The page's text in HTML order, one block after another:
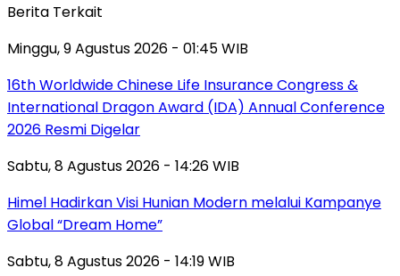
Berita Terkait
Minggu, 9 Agustus 2026 - 01:45 WIB
16th Worldwide Chinese Life Insurance Congress &
International Dragon Award (IDA) Annual Conference
2026 Resmi Digelar
Sabtu, 8 Agustus 2026 - 14:26 WIB
Himel Hadirkan Visi Hunian Modern melalui Kampanye
Global “Dream Home”
Sabtu, 8 Agustus 2026 - 14:19 WIB